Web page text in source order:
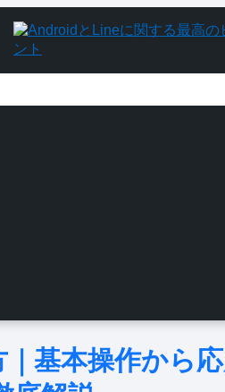
基本操作から